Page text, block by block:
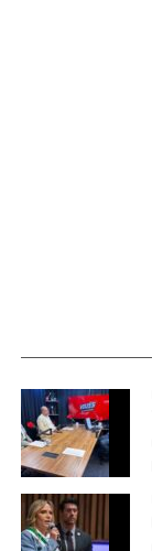
Adesão
Neste ano,
número
ensino de 96%
contabilizou o